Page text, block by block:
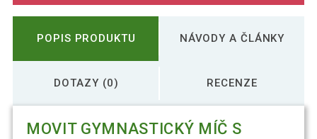
POPIS PRODUKTU NÁVODY A ČLÁNKY
DOTAZY (0) RECENZE
MOVIT GYMNASTICKÝ MÍČ S